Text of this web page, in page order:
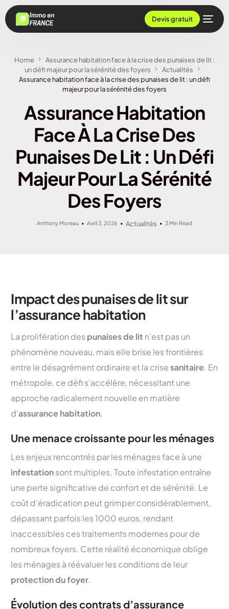
Devis gratuit
Home
Assurance habitation face à la crise des punaises de lit :
un défi majeur pour la sérénité des foyers
Actualités
Assurance habitation face à la crise des punaises de lit : un défi
majeur pour la sérénité des foyers
Assurance Habitation
Face À La Crise Des
Punaises De Lit : Un Défi
Majeur Pour La Sérénité
Des Foyers
Anthony Moreau Avril 3, 2026 Actualités 3 Min Read
Impact des punaises de lit sur
l’assurance habitation
La prolifération despunaises de lit n’est pas un
phénomène nouveau, mais elle brise les frontières
entre le désagrément ordinaire et la crisesanitaire. En
métropole, ce défi s’accélère, nécessitant une
approche radicalement nouvelle en matière
d’assurance habitation.
Une menace croissante pour les ménages
Les enjeux rencontrés par les ménages face à une
infestationsont multiples. Toute infestation entraîne
une perte significative de confort et de sérénité. Le
coût d’éradication peut grimper considérablement,
dépassant parfois les 1000 euros, rendant
inaccessibles ces traitements modernes pour de
nombreux foyers. Cette réalité économique oblige
les ménages à réévaluer les conditions de leur
protection du foyer.
Évolution des contrats d’assurance